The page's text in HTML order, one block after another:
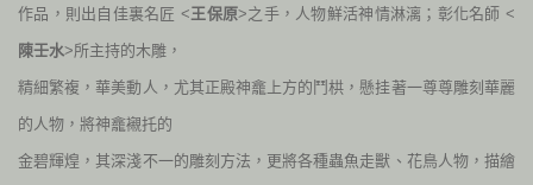
作品，則出自佳裏名匠 <王保原>之手， 人物鮮活神情淋漓；彰化名師 <
陳壬水>所主持的木雕，
精細繁複，華美動人，尤其正殿神龕上方的鬥栱，懸挂著一尊尊雕刻華麗
的人物，將神龕襯托的
金碧輝煌，其深淺不一的雕刻方法，更將各種蟲魚走獸、花鳥人物，描繪